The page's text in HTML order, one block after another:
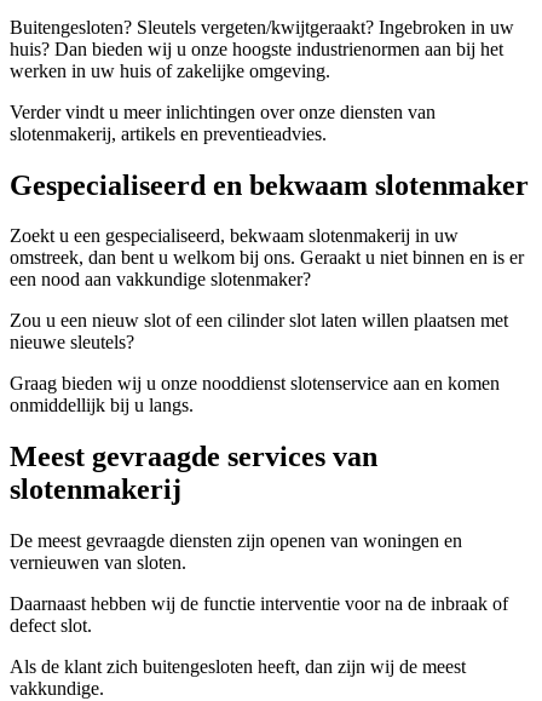
Buitengesloten? Sleutels vergeten/kwijtgeraakt? Ingebroken in uw
huis? Dan bieden wij u onze hoogste industrienormen aan bij het
werken in uw huis of zakelijke omgeving.
Verder vindt u meer inlichtingen over onze diensten van
slotenmakerij, artikels en preventieadvies.
Gespecialiseerd en bekwaam slotenmaker
Zoekt u een gespecialiseerd, bekwaam slotenmakerij in uw
omstreek, dan bent u welkom bij ons. Geraakt u niet binnen en is er
een nood aan vakkundige slotenmaker?
Zou u een nieuw slot of een cilinder slot laten willen plaatsen met
nieuwe sleutels?
Graag bieden wij u onze nooddienst slotenservice aan en komen
onmiddellijk bij u langs.
Meest gevraagde services van
slotenmakerij
De meest gevraagde diensten zijn openen van woningen en
vernieuwen van sloten.
Daarnaast hebben wij de functie interventie voor na de inbraak of
defect slot.
Als de klant zich buitengesloten heeft, dan zijn wij de meest
vakkundige.